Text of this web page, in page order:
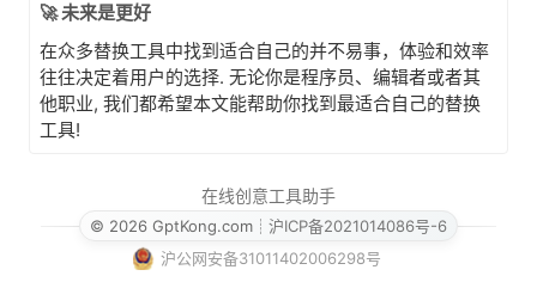
🚀 未来是更好
在众多替换工具中找到适合自己的并不易事，体验和效率
往往决定着用户的选择. 无论你是程序员、编辑者或者其
他职业, 我们都希望本文能帮助你找到最适合自己的替换
工具!
在线创意工具助手
© 2026 GptKong.com ┊ 沪ICP备2021014086号-6
沪公网安备31011402006298号